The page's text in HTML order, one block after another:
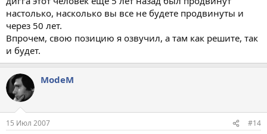
настолько, насколько вы все не будете продвинуты и
через 50 лет.
Впрочем, свою позицию я озвучил, а там как решите, так
и будет.
ModeM
15 Июл 2007 #14